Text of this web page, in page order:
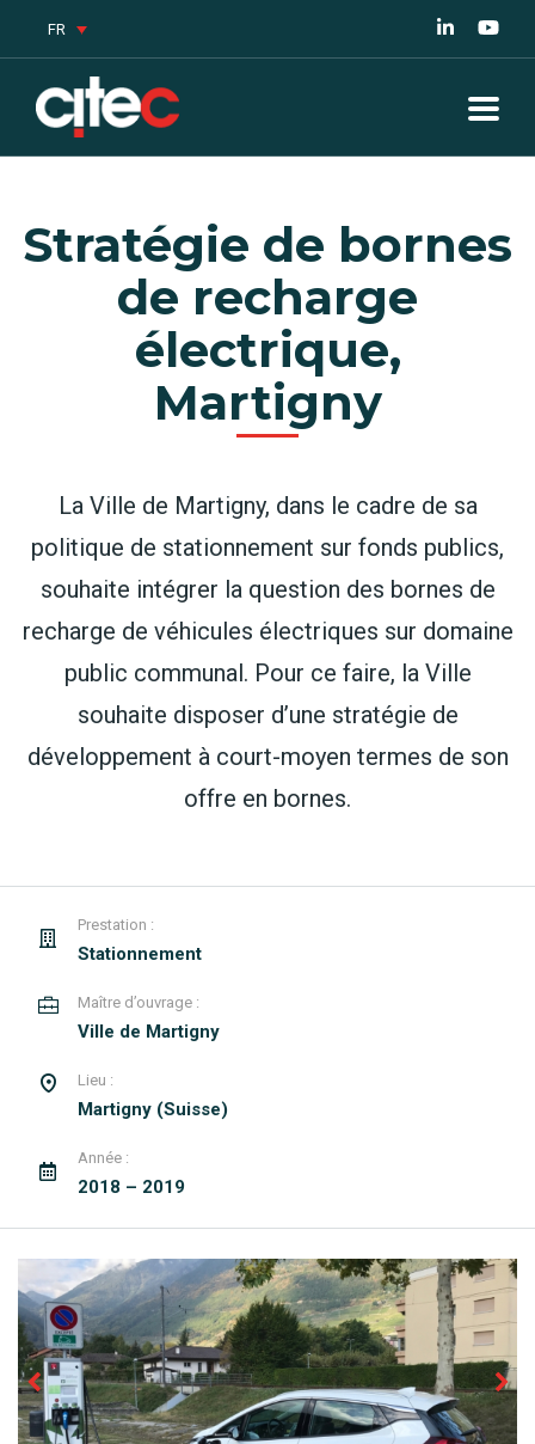
FR
Stratégie de bornes
de recharge
électrique,
Martigny
La Ville de Martigny, dans le cadre de sa
politique de stationnement sur fonds publics,
souhaite intégrer la question des bornes de
recharge de véhicules électriques sur domaine
public communal. Pour ce faire, la Ville
souhaite disposer d’une stratégie de
développement à court-moyen termes de son
offre en bornes.
Prestation :
Stationnement
Maître d’ouvrage :
Ville de Martigny
Lieu :
Martigny (Suisse)
Année :
2018 – 2019